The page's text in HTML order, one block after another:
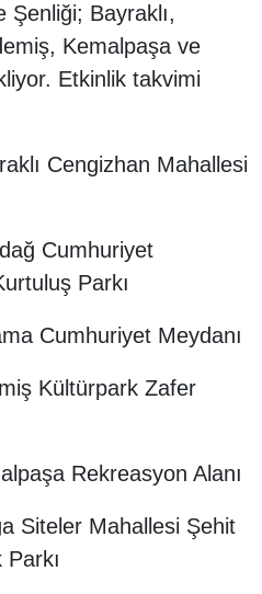
Şenliği; Bayraklı,
Kemalpaşa ve
Etkinlik takvimi
Cengizhan Mahallesi
Cumhuriyet
Parkı
Cumhuriyet Meydanı
Kültürpark Zafer
Rekreasyon Alanı
Siteler Mahallesi Şehit